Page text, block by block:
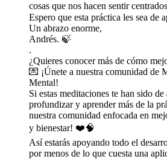
cosas que nos hacen sentir
Espero que esta práctica les sea de
Un abrazo enorme,
Andrés. 🍃
.
¿Quieres conocer más de cómo
💌 ⁠⁠⁠⁠⁠⁠⁠⁠⁠⁠⁠⁠⁠⁠⁠⁠⁠⁠⁠⁠⁠⁠⁠⁠⁠⁠⁠⁠⁠⁠⁠⁠⁠⁠⁠⁠⁠⁠⁠⁠⁠⁠⁠⁠⁠⁠⁠⁠⁠⁠⁠⁠⁠⁠⁠⁠⁠⁠⁠¡Únete a nuestra comunidad de
Mental!⁠⁠⁠⁠⁠⁠⁠⁠⁠⁠⁠⁠⁠⁠⁠⁠⁠⁠⁠⁠⁠⁠⁠⁠⁠⁠⁠⁠⁠⁠⁠⁠⁠⁠⁠⁠⁠⁠⁠⁠⁠⁠⁠⁠⁠⁠⁠⁠⁠⁠⁠⁠⁠⁠⁠⁠⁠⁠⁠
Si estas meditaciones te han sido
profundizar y aprender más de la
nuestra comunidad enfocada en
y bienestar! ❤️🧠
Así estarás apoyando todo el
por menos de lo que cuesta una